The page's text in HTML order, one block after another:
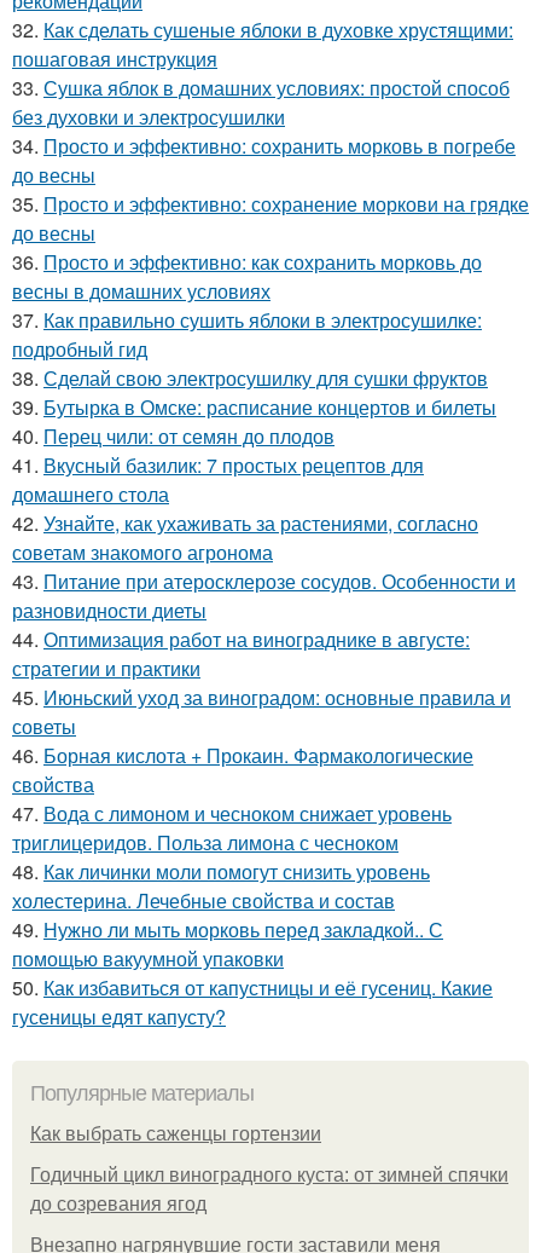
32. Как сделать сушеные яблоки в духовке хрустящими:
пошаговая инструкция
33. Сушка яблок в домашних условиях: простой способ
без духовки и электросушилки
34. Просто и эффективно: сохранить морковь в погребе
до весны
35. Просто и эффективно: сохранение моркови на грядке
до весны
36. Просто и эффективно: как сохранить морковь до
весны в домашних условиях
37. Как правильно сушить яблоки в электросушилке:
подробный гид
38. Сделай свою электросушилку для сушки фруктов
39. Бутырка в Омске: расписание концертов и билеты
40. Перец чили: от семян до плодов
41. Вкусный базилик: 7 простых рецептов для
домашнего стола
42. Узнайте, как ухаживать за растениями, согласно
советам знакомого агронома
43. Питание при атеросклерозе сосудов. Особенности и
разновидности диеты
44. Оптимизация работ на винограднике в августе:
стратегии и практики
45. Июньский уход за виноградом: основные правила и
советы
46. Борная кислота + Прокаин. Фармакологические
свойства
47. Вода с лимоном и чесноком снижает уровень
триглицеридов. Польза лимона с чесноком
48. Как личинки моли помогут снизить уровень
холестерина. Лечебные свойства и состав
49. Нужно ли мыть морковь перед закладкой.. С
помощью вакуумной упаковки
50. Как избавиться от капустницы и её гусениц. Какие
гусеницы едят капусту?
Популярные материалы
Как выбрать саженцы гортензии
Годичный цикл виноградного куста: от зимней спячки
до созревания ягод
Внезапно нагрянувшие гости заставили меня